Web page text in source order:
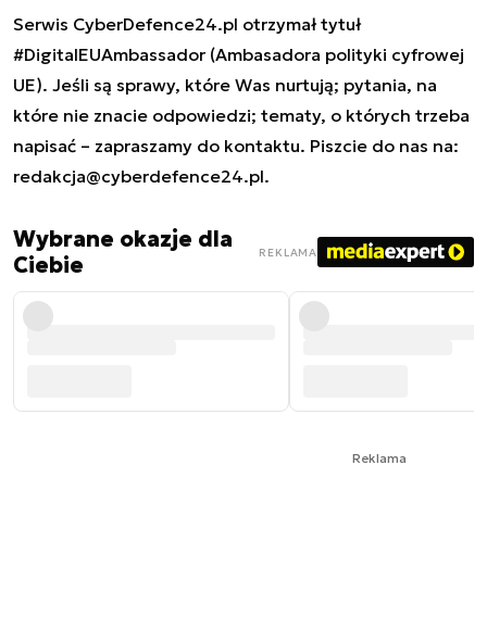
Serwis CyberDefence24.pl otrzymał tytuł
#DigitalEUAmbassador (Ambasadora polityki cyfrowej
UE). Jeśli są sprawy, które Was nurtują; pytania, na
które nie znacie odpowiedzi; tematy, o których trzeba
napisać – zapraszamy do kontaktu. Piszcie do nas na:
redakcja@cyberdefence24.pl.
Wybrane okazje dla
Ciebie
REKLAMA
Reklama